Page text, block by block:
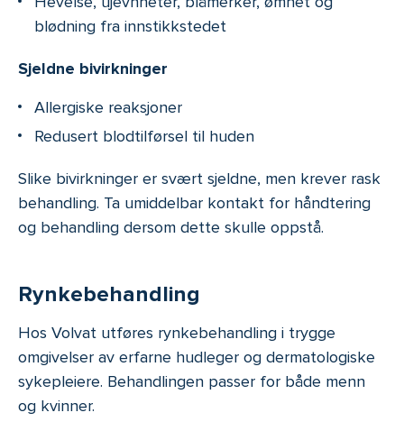
blødning fra innstikkstedet
Sjeldne bivirkninger
Allergiske reaksjoner
Redusert blodtilførsel til huden
Slike bivirkninger er svært sjeldne, men krever rask
behandling. Ta umiddelbar kontakt for håndtering
og behandling dersom dette skulle oppstå.
Rynkebehandling
Hos Volvat utføres rynkebehandling i trygge
omgivelser av erfarne hudleger og dermatologiske
sykepleiere. Behandlingen passer for både menn
og kvinner.